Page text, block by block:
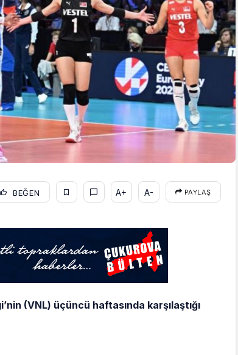
BEĞEN A+ A- PAYLAŞ
(VNL) üçüncü haftasında karşılaştığı